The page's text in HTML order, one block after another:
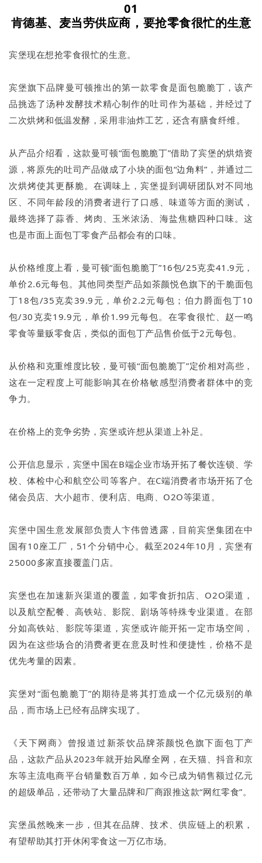
01
肯德基、麦当劳供应商，要抢零食很忙的生意
宾堡现在想抢零食很忙的生意。
宾堡旗下品牌曼可顿推出的第一款零食是面包脆脆丁，该产
品挑选了汤种发酵技术精心制作的吐司作为基础，并经过了
二次烘烤和低温发酵，采用非油炸工艺，还含有膳食纤维。
从产品介绍看，这款曼可顿“面包脆脆丁”借助了宾堡的烘焙资
源，将原先的吐司产品做成了小块的面包“边角料”，并通过二
次烘烤使其更酥脆。在调味上，宾堡提到调研团队对不同地
区、不同年龄段的消费者进行了口感、味道等方面的测试，
最终选择了蒜香、烤肉、玉米浓汤、海盐焦糖四种口味。这
也是市面上面包丁零食产品都会有的口味。
从价格维度上看，曼可顿“面包脆脆丁”16包/25克卖41.9元，
单价2.6元每包。其他同类型产品如茶颜悦色旗下的干脆面包
丁18包/35克卖39.9元，单价2.2元每包；伯力爵面包丁10
包/30克卖19.9元，单价1.99元每包。在零食很忙、赵一鸣
零食等量贩零食店，类似的面包丁产品售价低于2元每包。
从价格和克重维度比较，曼可顿“面包脆脆丁”定价相对高些，
这在一定程度上可能影响其在价格敏感型消费者群体中的竞
争力。
在价格上的竞争劣势，宾堡或许想从渠道上补足。
公开信息显示，宾堡中国在B端企业市场开拓了餐饮连锁、学
校、体检中心和航空公司等客户。在C端消费者市场开拓了仓
储会员店、大小超市、便利店、电商、O2O等渠道。
宾堡中国生意发展部负责人卞伟曾透露，目前宾堡集团在中
国有10座工厂，51个分销中心。截至2024年10月，宾堡有
25000多家直接覆盖门店。
宾堡也在加速新兴渠道的覆盖，如零食折扣店、O2O渠道，
以及航空配餐、高铁站、影院、剧场等特殊专业渠道。在部
分如高铁站、影院等渠道，宾堡或许能开拓一定市场空间，
因为在这些场合的消费者更在意及时性和便捷性，价格不是
优先考量的因素。
宾堡对“面包脆脆丁”的期待是将其打造成一个亿元级别的单
品，而市场上已经有品牌实现了。
《天下网商》曾报道过新茶饮品牌茶颜悦色旗下面包丁产
品，这款产品从2023年就开始风靡全网，在天猫、抖音和京
东等主流电商平台销量数百万单，如今已成为销售额过亿元
的超级单品，还带动了大量品牌和厂商跟推这款“网红零食”。
宾堡虽然晚来一步，但其在品牌、技术、供应链上的积累，
有望帮助其打开休闲零食这一万亿市场。